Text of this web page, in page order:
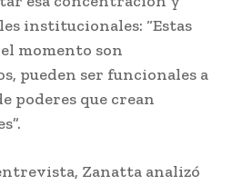
institucionales: “Estas
momento son
pueden ser funcionales a
poderes que crean
Zanatta analizó